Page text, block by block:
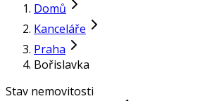
Domů
Kanceláře
Praha
Bořislavka
Stav nemovitosti